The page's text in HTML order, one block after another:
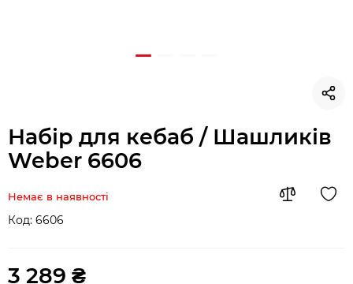
Набір для кебаб / Шашликів
Weber 6606
Немає в наявності
Код: 6606
3 289 ₴